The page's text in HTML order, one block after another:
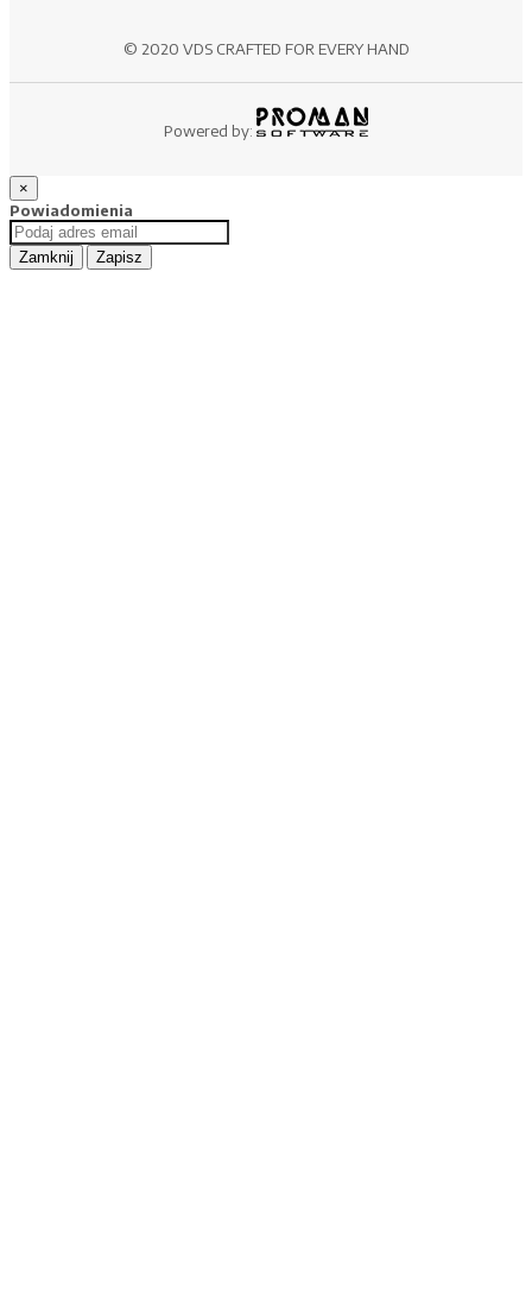
© 2020 VDS CRAFTED FOR EVERY HAND
Powered by:
×
Powiadomienia
Zamknij Zapisz